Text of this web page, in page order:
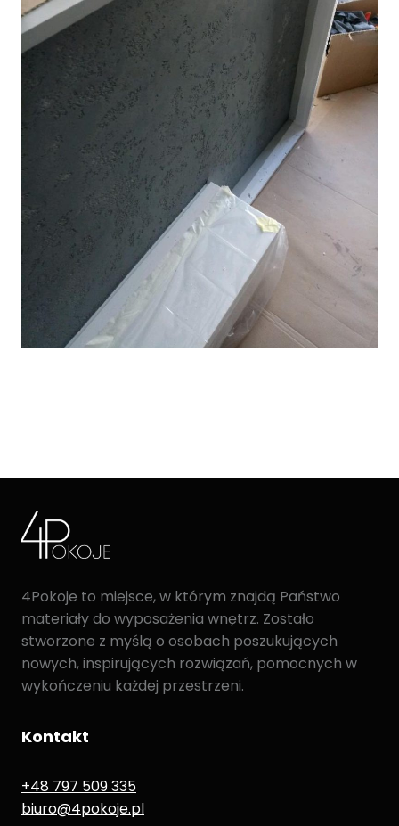
4Pokoje to miejsce, w którym znajdą Państwo
materiały do wyposażenia wnętrz. Zostało
stworzone z myślą o osobach poszukujących
nowych, inspirujących rozwiązań, pomocnych w
wykończeniu każdej przestrzeni.
Kontakt
+48 797 509 335
biuro@4pokoje.pl